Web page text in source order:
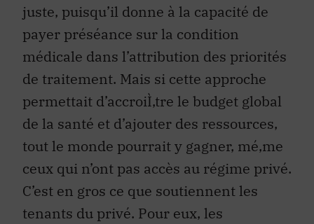
juste, puisqu’il donne à la capacité de
payer préséance sur la condition
médicale dans l’attribution des priorités
de traitement. Mais si cette approche
permettait d’accroiÌ‚tre le budget global
de la santé et d’ajouter des ressources,
tout le monde pourrait y gagner, mé‚me
ceux qui n’ont pas accès au régime privé.
C’est en gros ce que soutiennent les
tenants du privé. Pour eux, les